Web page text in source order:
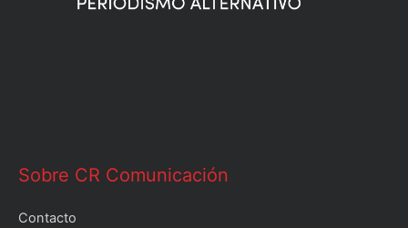
Sobre CR Comunicación
Contacto